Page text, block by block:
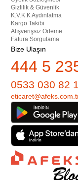
Gizlilik & Güvenlik
K.V.K.K Aydınlatma
Kargo Takibi
Alışverişsiz Ödeme
Fatura Sorgulama
Bize Ulaşın
444 5
0533 030 82